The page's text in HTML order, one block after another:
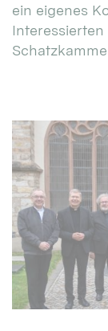
ein eigenes